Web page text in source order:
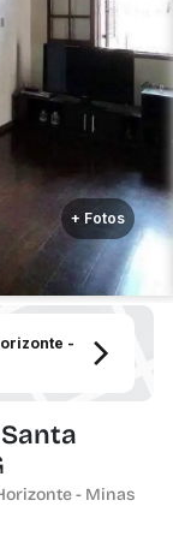
+ Fotos
-
- Minas